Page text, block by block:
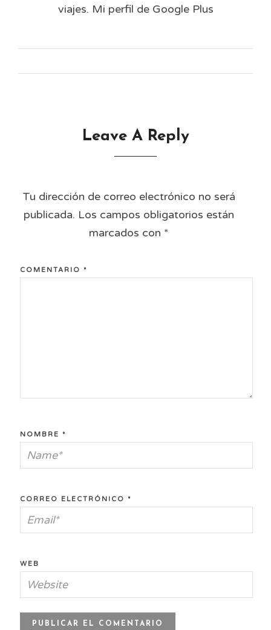
viajes. Mi perfil de Google Plus
Leave A Reply
Tu dirección de correo electrónico no será
publicada. Los campos obligatorios están
marcados con *
COMENTARIO *
NOMBRE *
CORREO ELECTRÓNICO *
WEB